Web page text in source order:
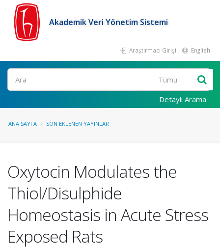
Akademik Veri Yönetim Sistemi
Araştırmacı Girişi English
Ara
Detaylı Arama
ANA SAYFA SON EKLENEN YAYINLAR
Oxytocin Modulates the
Thiol/Disulphide
Homeostasis in Acute Stress
Exposed Rats